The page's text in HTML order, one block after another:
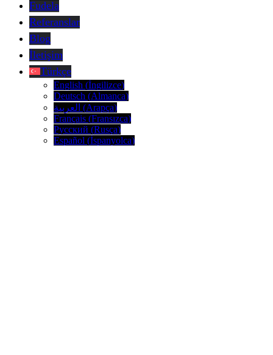
Fudela
Referanslar
Blog
İletişim
Türkçe
English (İngilizce)
Deutsch (Almanca)
العربية (Arapça)
Français (Fransızca)
Русский (Rusça)
Español (İspanyolca)